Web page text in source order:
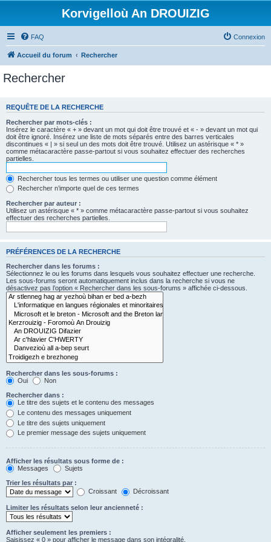
Korvigelloù An DROUIZIG
FAQ Connexion
Accueil du forum Rechercher
Rechercher
REQUÊTE DE LA RECHERCHE
Rechercher par mots-clés :
Insérez le caractère « + » devant un mot qui doit être trouvé et « - » devant un mot qui
doit être ignoré. Insérez une liste de mots séparés entre des barres verticales
discontinues « | » si seul un des mots doit être trouvé. Utilisez un astérisque « * »
comme métacaractère passe-partout si vous souhaitez effectuer des recherches
partielles.
Rechercher tous les termes ou utiliser une question comme élément
Rechercher n’importe quel de ces termes
Rechercher par auteur :
Utilisez un astérisque « * » comme métacaractère passe-partout si vous souhaitez
effectuer des recherches partielles.
PRÉFÉRENCES DE LA RECHERCHE
Rechercher dans les forums :
Sélectionnez le ou les forums dans lesquels vous souhaitez effectuer une recherche.
Les sous-forums seront automatiquement inclus dans la recherche si vous ne
désactivez pas l’option « Rechercher dans les sous-forums » affichée ci-dessous.
Rechercher dans les sous-forums :
Oui
Non
Rechercher dans :
Le titre des sujets et le contenu des messages
Le contenu des messages uniquement
Le titre des sujets uniquement
Le premier message des sujets uniquement
Afficher les résultats sous forme de :
Messages
Sujets
Trier les résultats par :
Croissant
Décroissant
Limiter les résultats selon leur ancienneté :
Afficher seulement les premiers :
Saisissez « 0 » pour afficher le message dans son intégralité.